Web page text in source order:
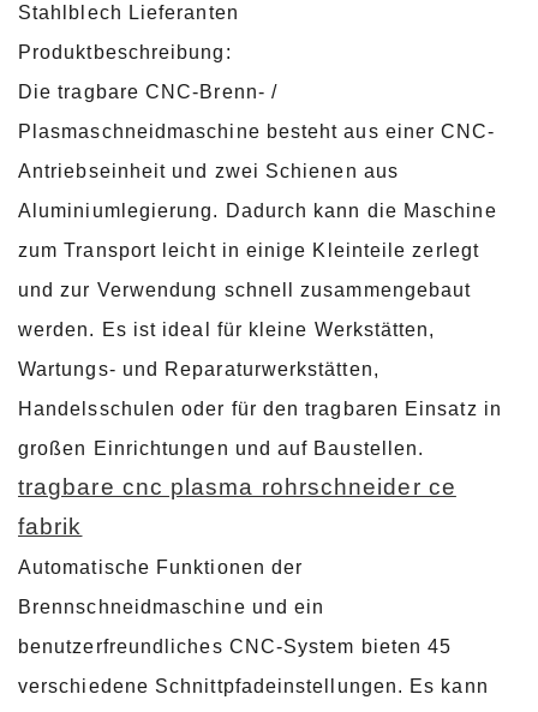
Stahlblech Lieferanten
Produktbeschreibung:
Die tragbare CNC-Brenn- /
Plasmaschneidmaschine besteht aus einer CNC-
Antriebseinheit und zwei Schienen aus
Aluminiumlegierung. Dadurch kann die Maschine
zum Transport leicht in einige Kleinteile zerlegt
und zur Verwendung schnell zusammengebaut
werden. Es ist ideal für kleine Werkstätten,
Wartungs- und Reparaturwerkstätten,
Handelsschulen oder für den tragbaren Einsatz in
großen Einrichtungen und auf Baustellen.
tragbare cnc plasma rohrschneider ce
fabrik
Automatische Funktionen der
Brennschneidmaschine und ein
benutzerfreundliches CNC-System bieten 45
verschiedene Schnittpfadeinstellungen. Es kann